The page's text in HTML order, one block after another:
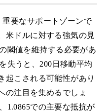
要なサポートゾーンで
米ドルに対する強気の見
閾値を維持する必要があ
失うと、200日移動平均
起こされる可能性があり
の注目を集めるでしょ
1.0865での主要な抵抗が